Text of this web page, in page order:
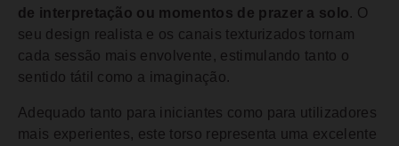
de interpretação ou momentos de prazer a solo. O
seu design realista e os canais texturizados tornam
cada sessão mais envolvente, estimulando tanto o
sentido tátil como a imaginação.
Adequado tanto para iniciantes como para utilizadores
mais experientes, este torso representa uma excelente